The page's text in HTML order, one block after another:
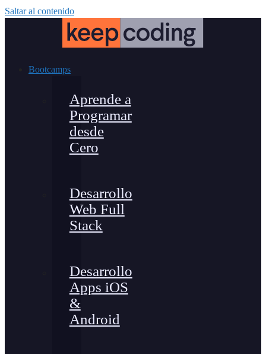
Saltar al contenido
Bootcamps
Aprende a
Programar
desde
Cero
Desarrollo
Web Full
Stack
Desarrollo
Apps iOS
&
Android